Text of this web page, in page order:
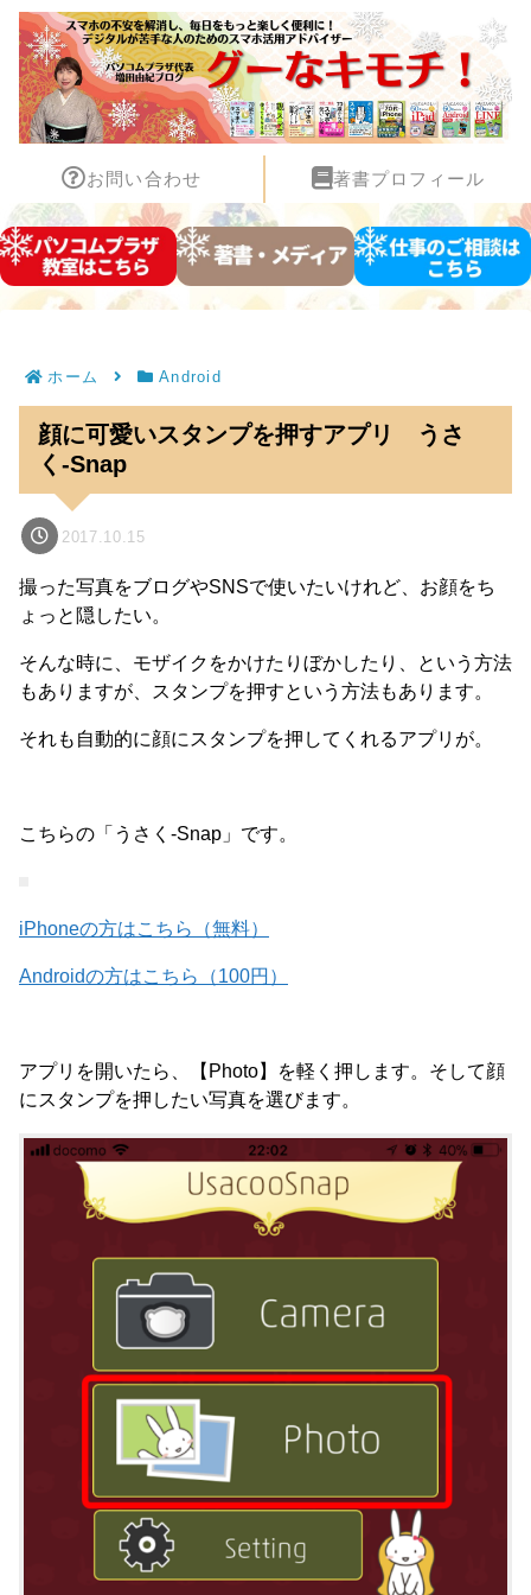
お問い合わせ 著書プロフィール
ホーム Android
顔に可愛いスタンプを押すアプリ うさ
く-Snap
2017.10.15
撮った写真をブログやSNSで使いたいけれど、お顔をち
ょっと隠したい。
そんな時に、モザイクをかけたりぼかしたり、という方法
もありますが、スタンプを押すという方法もあります。
それも自動的に顔にスタンプを押してくれるアプリが。
こちらの「うさく-Snap」です。
iPhoneの方はこちら（無料）
Androidの方はこちら（100円）
アプリを開いたら、【Photo】を軽く押します。そして顔
にスタンプを押したい写真を選びます。